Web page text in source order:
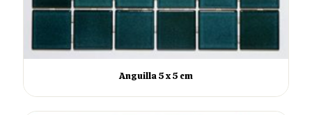
Anguilla 5 x 5 cm